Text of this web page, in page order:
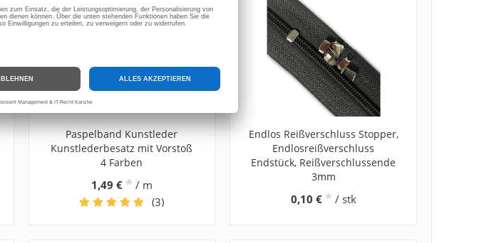
Paspelband Kunstleder
Kunstlederbesatz mit Vorstoß
4 Farben
1,49 € * / m
(3)
Endlos Reißverschluss Stopper,
Endlosreißverschluss
Endstück, Reißverschlussende
3mm
0,10 € * / stk